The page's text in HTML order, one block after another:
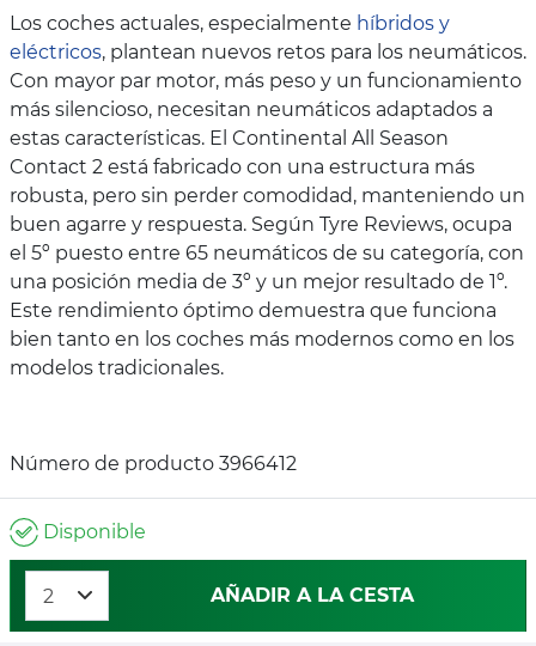
Los coches actuales, especialmente híbridos y
eléctricos, plantean nuevos retos para los neumáticos.
Con mayor par motor, más peso y un funcionamiento
más silencioso, necesitan neumáticos adaptados a
estas características. El Continental All Season
Contact 2 está fabricado con una estructura más
robusta, pero sin perder comodidad, manteniendo un
buen agarre y respuesta. Según Tyre Reviews, ocupa
el 5º puesto entre 65 neumáticos de su categoría, con
una posición media de 3º y un mejor resultado de 1º.
Este rendimiento óptimo demuestra que funciona
bien tanto en los coches más modernos como en los
modelos tradicionales.
Número de producto 3966412
Disponible
AÑADIR A LA CESTA